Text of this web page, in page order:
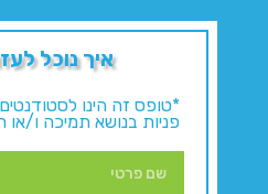
איך נוכל
*טופס זה הינו
פניות בנושא תמיכה ו/או